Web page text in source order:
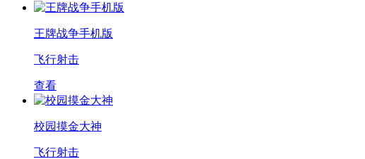
王牌战争手机版
飞行射击
查看
校园摸金大神
飞行射击